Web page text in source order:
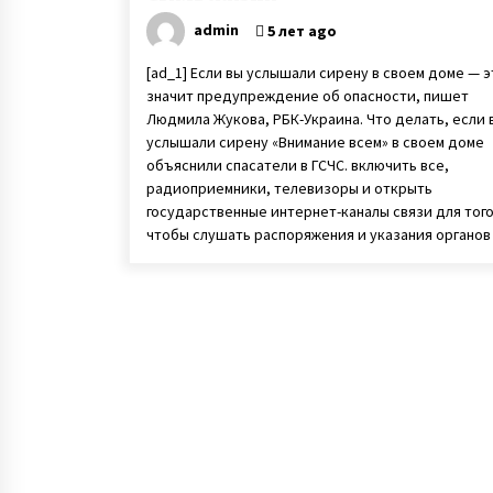
admin 5 лет ago
[ad_1] Если вы услышали сирену в своем доме —
значит предупреждение об опасности, пишет
Людмила Жукова, РБК-Украина. Что делать, если
услышали сирену «Внимание всем» в своем доме
объяснили спасатели в ГСЧС. включить все,
радиоприемники, телевизоры и открыть
государственные интернет-каналы связи для
чтобы слушать распоряжения и указания